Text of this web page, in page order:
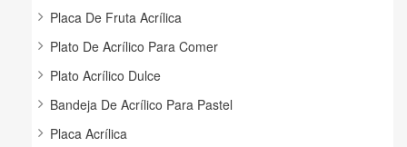
Placa De Fruta Acrílica
Plato De Acrílico Para Comer
Plato Acrílico Dulce
Bandeja De Acrílico Para Pastel
Placa Acrílica